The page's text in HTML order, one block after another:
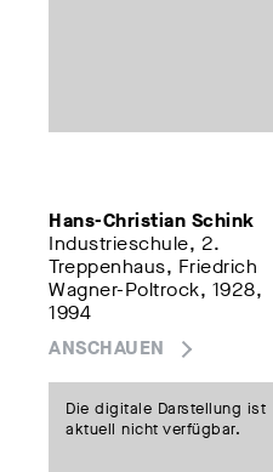
Hans-Christian Schink
Industrieschule, 2.
Treppenhaus, Friedrich
Wagner-Poltrock, 1928,
1994
ANSCHAUEN
Die digitale Darstellung ist
aktuell nicht verfügbar.